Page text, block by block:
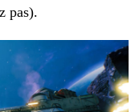
pas).